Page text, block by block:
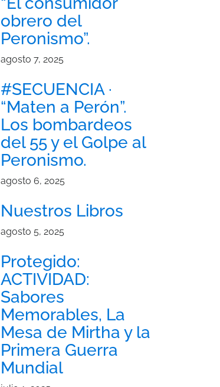
obrero del
Peronismo”.
agosto 7, 2025
#SECUENCIA ·
“Maten a Perón”.
Los bombardeos
del 55 y el Golpe al
Peronismo.
agosto 6, 2025
Nuestros Libros
agosto 5, 2025
Protegido:
ACTIVIDAD:
Sabores
Memorables, La
Mesa de Mirtha y la
Primera Guerra
Mundial